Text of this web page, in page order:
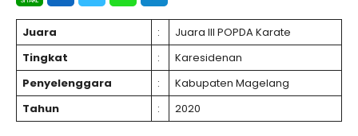
Juara :
Juara III POPDA Karate
Tingkat
:
Karesidenan
Penyelenggara
:
Kabupaten Magelang
Tahun
: 2020